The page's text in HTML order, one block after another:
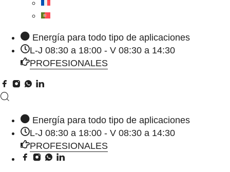
Energía para todo tipo de aplicaciones
L-J 08:30 a 18:00 - V 08:30 a 14:30
PROFESIONALES
Energía para todo tipo de aplicaciones
L-J 08:30 a 18:00 - V 08:30 a 14:30
PROFESIONALES